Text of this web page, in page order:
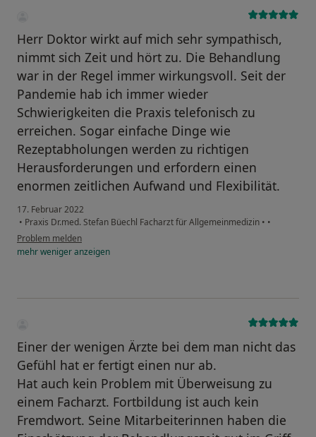
Herr Doktor wirkt auf mich sehr sympathisch,
nimmt sich Zeit und hört zu. Die Behandlung
war in der Regel immer wirkungsvoll. Seit der
Pandemie hab ich immer wieder
Schwierigkeiten die Praxis telefonisch zu
erreichen. Sogar einfache Dinge wie
Rezeptabholungen werden zu richtigen
Herausforderungen und erfordern einen
enormen zeitlichen Aufwand und Flexibilität.
17. Februar 2022
• Praxis Dr.med. Stefan Büechl Facharzt für Allgemeinmedizin • •
Problem melden
mehrwenigeranzeigen
Einer der wenigen Ärzte bei dem man nicht das
Gefühl hat er fertigt einen nur ab.
Hat auch kein Problem mit Überweisung zu
einem Facharzt. Fortbildung ist auch kein
Fremdwort. Seine Mitarbeiterinnen haben die